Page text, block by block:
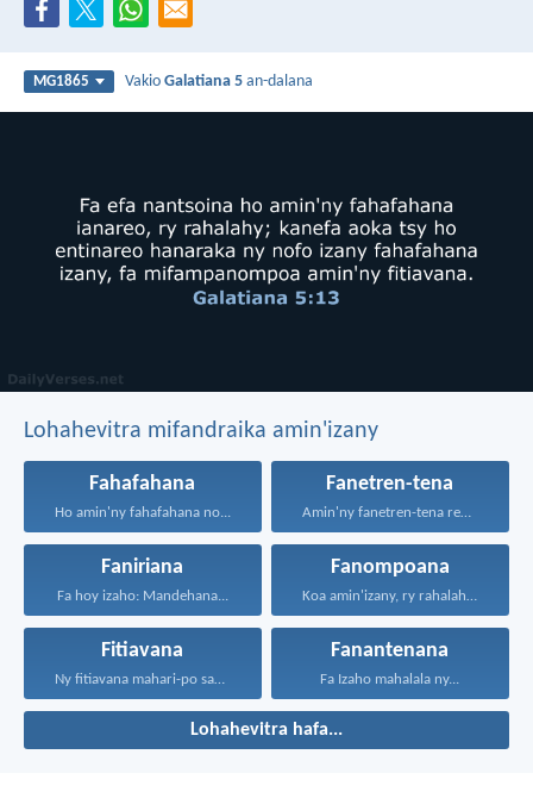
MG1865 VakioGalatiana 5 an-dalana
Lohahevitra mifandraika amin'izany
Fahafahana
Ho amin'ny fahafahana no...
Fanetren-tena
Amin'ny fanetren-tena rehetra sy...
Faniriana
Fa hoy izaho: Mandehana...
Fanompoana
Koa amin'izany, ry rahalahy...
Fitiavana
Ny fitiavana mahari-po sady...
Fanantenana
Fa Izaho mahalala ny...
Lohahevitra hafa...